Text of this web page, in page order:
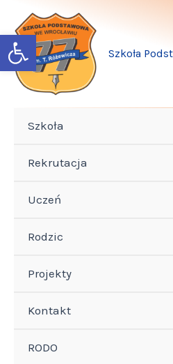
Open toolbar
Przejdź
treści
Szkoła
Szkoła
Rekrutacja
Uczeń
Rodzic
Projekty
Kontakt
RODO